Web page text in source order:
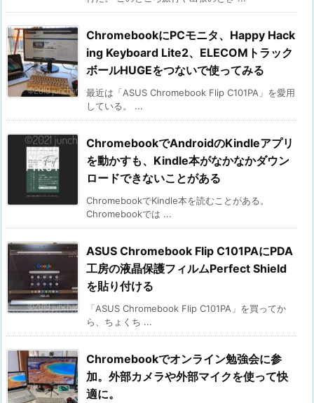
ChromebookにPCモニタ、Happy Hack
ing Keyboard Lite2、ELECOMトラック
ボールHUGEをつないで使ってみる
最近は「ASUS Chromebook Flip C101PA」を愛用
している。 ...
ChromebookでAndroidのKindleアプリ
を動かすも、Kindle本がなかなかダウン
ロードできないことがある
ChromebookでKindle本を読むことがある。
Chromebookでは ...
ASUS Chromebook Flip C101PAにPDA
工房の液晶保護フィルムPerfect Shield
を貼り付ける
「ASUS Chromebook Flip C101PA」を買ってか
ら、ちょくち ...
Chromebookでオンライン勉強会に参
加。外部カメラや外部マイクを使って快
適に。